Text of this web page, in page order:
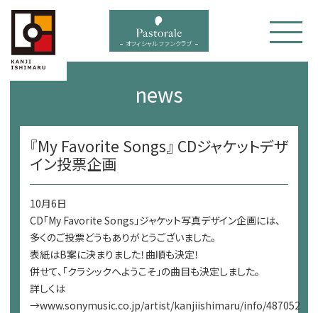
menu オフィシャル ファンクラブ
news
『My Favorite Songs』 CDジャケットデザ
イン投票企画
10月6日
CD「My Favorite Songs」ジャケット写真デザイン企画には、
多くのご投票どうもありがとうございました。
表紙はB案に決まりました！曲順も決定！
併せて、「クラシックへようこそ」の曲目も決定しました。
詳しくは
→www.sonymusic.co.jp/artist/kanjiishimaru/info/487052